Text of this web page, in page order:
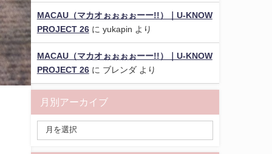
MACAU（マカオぉぉぉぉーー!!）｜U-KNOW
PROJECT 26に yukapin より
MACAU（マカオぉぉぉぉーー!!）｜U-KNOW
PROJECT 26に ブレンダより
月別アーカイブ